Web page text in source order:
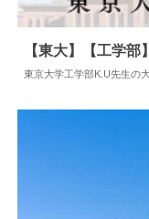
【東大】【工学
東京大学工学部K.U先生の